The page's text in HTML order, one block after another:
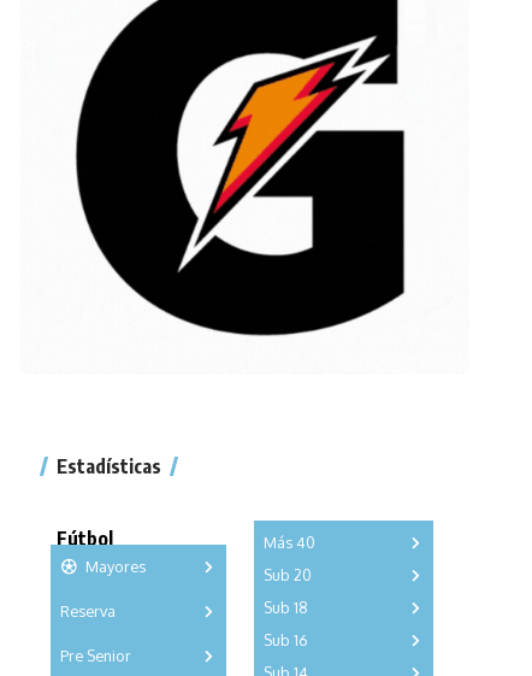
Estadísticas
Fútbol
Mayores
ABC G
Reserva
A B
Pre Senior
Más 40
Sub 20
A
Sub 18
Sub 16